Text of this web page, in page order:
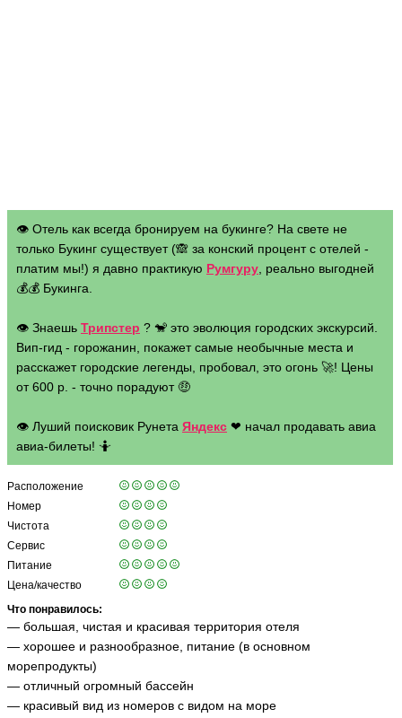
👁 Отель как всегда бронируем на букинге? На свете не
только Букинг существует (🙈 за конский процент с отелей -
платим мы!) я давно практикую Румгуру , реально выгодней
💰💰 Букинга.
👁 Знаешь Трипстер ? 🐒 это эволюция городских экскурсий.
Вип-гид - горожанин, покажет самые необычные места и
расскажет городские легенды, пробовал, это огонь 🚀! Цены
от 600 р. - точно порадуют 🤑
👁 Луший поисковик Рунета Яндекс ❤ начал продавать авиа
авиа-билеты! 🤷
Расположение
Номер
Чистота
Сервис
Питание
Цена/качество
Что понравилось:
— большая, чистая и красивая территория отеля
— хорошее и разнообразное, питание (в основном
морепродукты)
— отличный огромный бассейн
— красивый вид из номеров с видом на море